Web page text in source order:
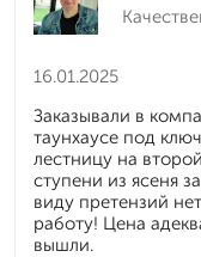
16.01.2025
Заказывали в
таунхаусе под
лестницу на
ступени из ясеня
виду претензий
работу! Цена
вышли.